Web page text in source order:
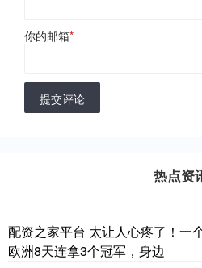
你的邮箱*
提交评论
热点资
配资之家平台 太让人心疼了！一
欧洲8天连拿3个冠军，身边